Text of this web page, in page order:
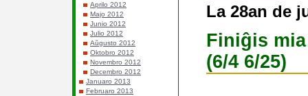
Aprilo 2012
Majo 2012
Junio 2012
Julio 2012
Aŭgusto 2012
Oktobro 2012
Novembro 2012
Decembro 2012
Januaro 2013
Februaro 2013
La 28an de
Finiĝis
(6/4 6/25)